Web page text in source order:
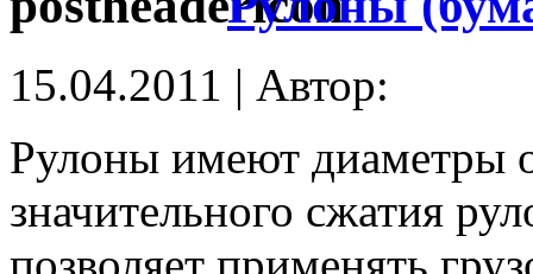
15.04.2011 | Автор:
Рулоны имеют диаметры
значительного сжатия
позволяет применять